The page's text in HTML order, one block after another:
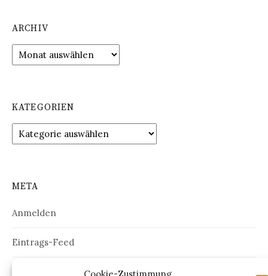
ARCHIV
Archiv
KATEGORIEN
Kategorien
META
Anmelden
Eintrags-Feed
Kommentar-Feed